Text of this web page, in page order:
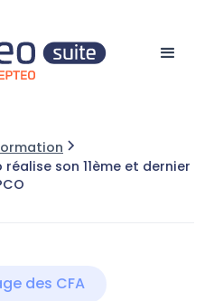
réalise son 11ème et dernier
des CFA